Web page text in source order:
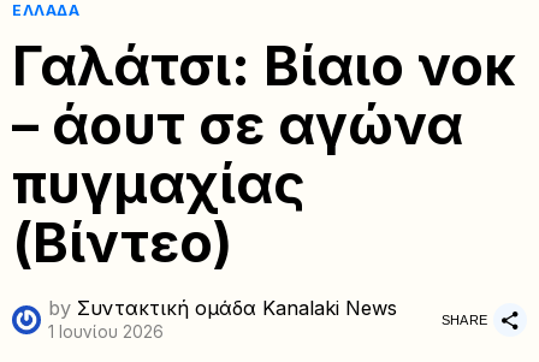
ΕΛΛΆΔΑ
Γαλάτσι: Βίαιο νοκ
– άουτ σε αγώνα
πυγμαχίας
(Βίντεο)
by Συντακτική ομάδα Kanalaki News
1 Ιουνίου 2026
SHARE